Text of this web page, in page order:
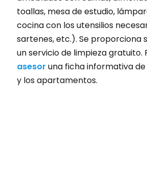
toallas, mesa de estudio,
cocina con los utensilios
sartenes, etc.). Se proporciona
un servicio de limpieza gratuito.
asesor una ficha informativa
y los apartamentos.